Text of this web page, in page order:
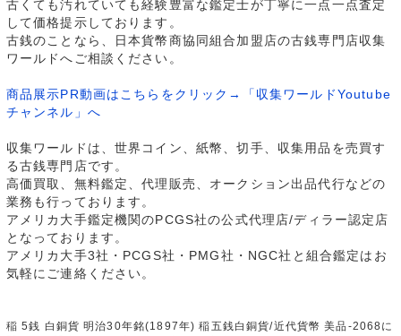
古くても汚れていても経験豊富な鑑定士が丁寧に一点一点査定
して価格提示しております。
古銭のことなら、日本貨幣商協同組合加盟店の古銭専門店収集
ワールドへご相談ください。
商品展示PR動画はこちらをクリック→「収集ワールドYoutube
チャンネル」へ
収集ワールドは、世界コイン、紙幣、切手、収集用品を売買す
る古銭専門店です。
高価買取、無料鑑定、代理販売、オークション出品代行などの
業務も行っております。
アメリカ大手鑑定機関のPCGS社の公式代理店/ディラー認定店
となっております。
アメリカ大手3社・PCGS社・PMG社・NGC社と組合鑑定はお
気軽にご連絡ください。
稲 5銭 白銅貨 明治30年銘(1897年) 稲五銭白銅貨/近代貨幣 美品-2068に